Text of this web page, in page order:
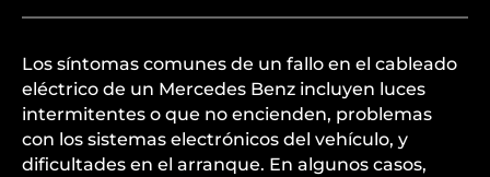
Los síntomas comunes de un fallo en el cableado
eléctrico de un Mercedes Benz incluyen luces
intermitentes o que no encienden, problemas
con los sistemas electrónicos del vehículo, y
dificultades en el arranque. En algunos casos,